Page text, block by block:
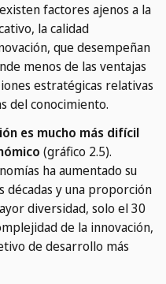
factores ajenos a la
la calidad
que desempeñan
menos de las ventajas
estratégicas relativas
del conocimiento.
es mucho más difícil
(gráfico 2.5).
ha aumentado su
décadas y una proporción
diversidad, solo el 30
de la innovación,
de desarrollo más